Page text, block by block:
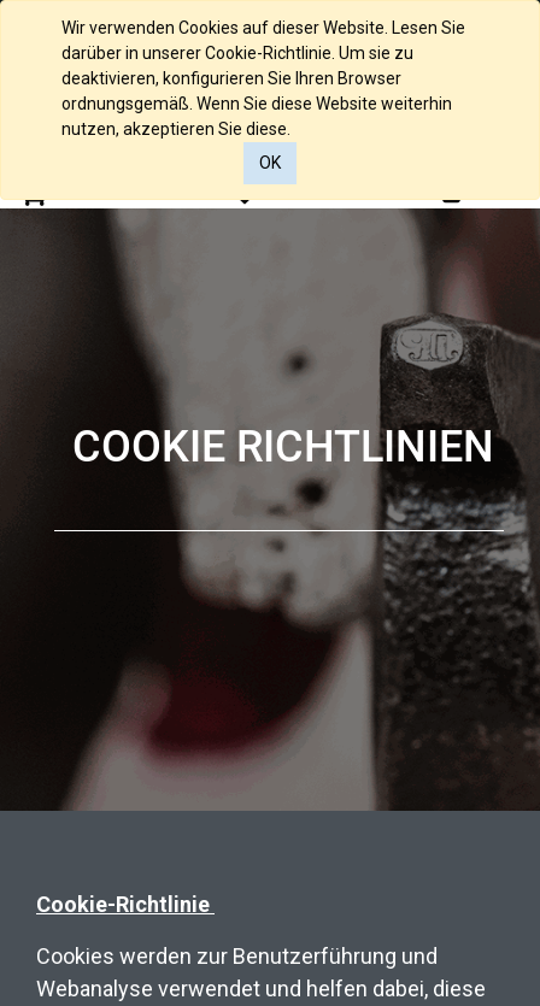
English (UK)
0
Wir verwenden Cookies auf dieser Website. Lesen Sie
darüber in unserer Cookie-Richtlinie. Um sie zu
deaktivieren, konfigurieren Sie Ihren Browser
ordnungsgemäß. Wenn Sie diese Website weiterhin
nutzen, akzeptieren Sie diese.
OK
COOKIE RICHTLINIEN
Cookie-Richtlinie
Cookies werden zur Benutzerführung und
Webanalyse verwendet und helfen dabei, diese